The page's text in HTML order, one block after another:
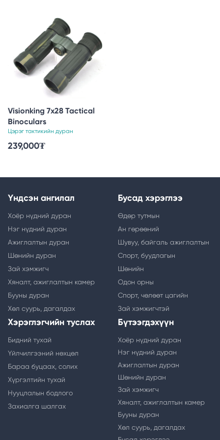
Visionking 7x28 Tactical
Binoculars
Цэрэг тактикийн дуран
239,000₮
Үндсэн ангилал
Хоёр нүдний дуран
Нэг нүдний дуран
Ажиглалтын дуран
Шөнийн дуран
Зай хэмжигч
Хяналт, ажиглалтын камер
Бууны дуран
Хөл суурь, дагалдах
Бусад хэрэглээ
Өдөр тутмын
Ан гөрөөний
Шувуу, байгаль ажиглалтын
Спорт, буудлагын
Шөнийн
Одон орны
Спорт, чөлөөт цагийн
Зай хэмжигчтэй
Хэрэглэгчийн туслах
Бидний тухай
Үйлчилгээний нөхцөл
Бараа буцаах, солих
Хүргэлтийн тухай
Нууцлалын бодлого
Захиалга шалгах
Бүтээгдэхүүн
Хоёр нүдний дуран
Нэг нүдний дуран
Ажиглалтын дуран
Шөнийн дуран
Зай хэмжигч
Хяналт, ажиглалтын камер
Бууны дуран
Хөл суурь, дагалдах